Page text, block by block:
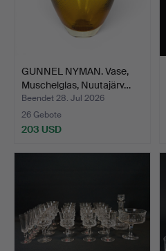
GUNNEL NYMAN. Vase,
Muschelglas, Nuutajärv…
Beendet 28. Jul 2026
26 Gebote
203 USD